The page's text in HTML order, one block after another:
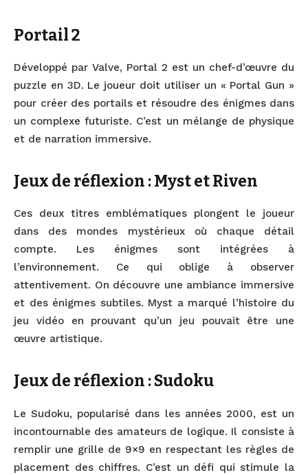
Portail 2
Développé par Valve, Portal 2 est un chef-d’œuvre du
puzzle en 3D. Le joueur doit utiliser un « Portal Gun »
pour créer des portails et résoudre des énigmes dans
un complexe futuriste. C’est un mélange de physique
et de narration immersive.
Jeux de réflexion : Myst et Riven
Ces deux titres emblématiques plongent le joueur
dans des mondes mystérieux où chaque détail
compte. Les énigmes sont intégrées à
l’environnement. Ce qui oblige à observer
attentivement. On découvre une ambiance immersive
et des énigmes subtiles. Myst a marqué l’histoire du
jeu vidéo en prouvant qu’un jeu pouvait être une
œuvre artistique.
Jeux de réflexion : Sudoku
Le Sudoku, popularisé dans les années 2000, est un
incontournable des amateurs de logique. Il consiste à
remplir une grille de 9×9 en respectant les règles de
placement des chiffres. C’est un défi qui stimule la